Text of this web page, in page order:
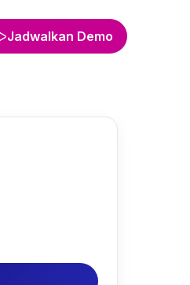
Jadwalkan Demo